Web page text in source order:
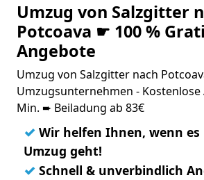
Umzug von Salzgitter
Potcoava ☛ 100 %
Angebote
Umzug von Salzgitter nach
Umzugsunternehmen - Kostenlose
Min. ➨ Beiladung ab 83€
✓ Wir helfen Ihnen, wenn
Umzug geht!
✓ Schnell & unverbindlich